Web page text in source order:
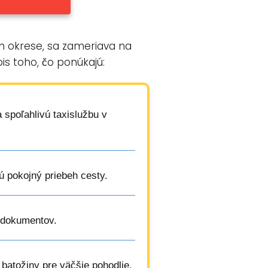
okrese, sa zameriava na
toho, čo ponúkajú:
spoľahlivú taxislužbu v
pokojný priebeh cesty.
pre väčšie pohodlie.